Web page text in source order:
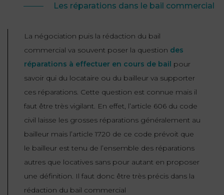
Les réparations dans le bail commercial
La négociation puis la rédaction du bail
commercial va souvent poser la question des
réparations à effectuer en cours de bail pour
savoir qui du locataire ou du bailleur va supporter
ces réparations. Cette question est connue mais il
faut être très vigilant. En effet, l’article 606 du code
civil laisse les grosses réparations généralement au
bailleur mais l’article 1720 de ce code prévoit que
le bailleur est tenu de l’ensemble des réparations
autres que locatives sans pour autant en proposer
une définition. Il faut donc être très précis dans la
rédaction du bail commercial